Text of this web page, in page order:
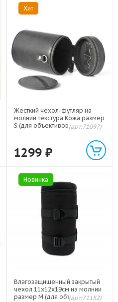
Хит
Жесткий чехол-футляр на
молнии текстура Кожа размер
S (для объективов до 7х10см)
(арт:71097)
1299 ₽
Новинка
Влагозащищенный закрытый
чехол 11х12х19см на молнии
размер M (для объективов до
(арт:71152)